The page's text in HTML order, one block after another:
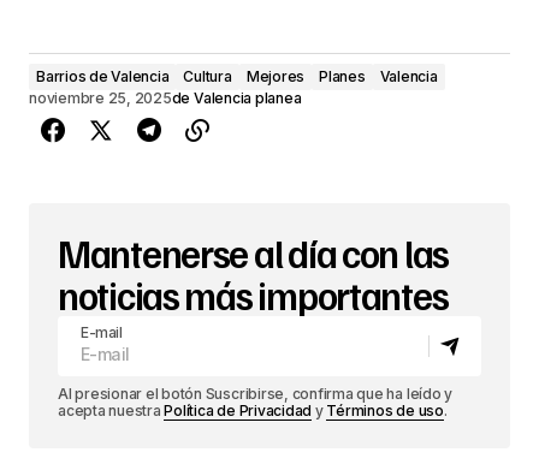
Barrios de Valencia Cultura Mejores Planes
Valencia
noviembre 25, 2025de Valencia planea
Mantenerse al día con las
noticias más importantes
E-mail
Al presionar el botón Suscribirse, confirma que ha leído y
acepta nuestraPolítica de Privacidad y Términos de uso.